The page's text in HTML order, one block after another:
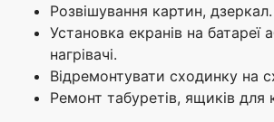
Розвішування картин, дзеркал.
Установка екранів на батареї
нагрівачі.
Відремонтувати сходинку на
Ремонт табуретів, ящиків для